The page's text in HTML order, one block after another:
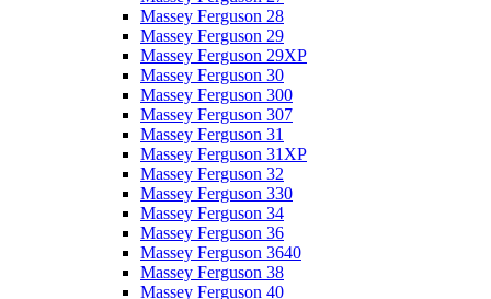
Massey Ferguson 28
Massey Ferguson 29
Massey Ferguson 29XP
Massey Ferguson 30
Massey Ferguson 300
Massey Ferguson 307
Massey Ferguson 31
Massey Ferguson 31XP
Massey Ferguson 32
Massey Ferguson 330
Massey Ferguson 34
Massey Ferguson 36
Massey Ferguson 3640
Massey Ferguson 38
Massey Ferguson 40